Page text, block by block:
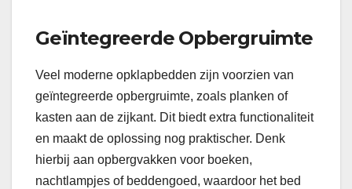
Geïntegreerde Opbergruimte
Veel moderne opklapbedden zijn voorzien van
geïntegreerde opbergruimte, zoals planken of
kasten aan de zijkant. Dit biedt extra functionaliteit
en maakt de oplossing nog praktischer. Denk
hierbij aan opbergvakken voor boeken,
nachtlampjes of beddengoed, waardoor het bed